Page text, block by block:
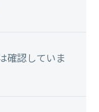
確認していま